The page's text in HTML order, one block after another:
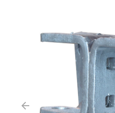
Précédent
arrow_backward